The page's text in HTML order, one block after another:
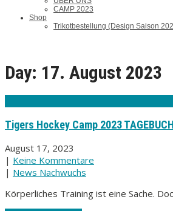
CAMP 2023
Shop
Trikotbestellung (Design Saison
Day: 17. August 2023
Tigers Hockey Camp 2023
August 17, 2023
| Keine Kommentare
| News Nachwuchs
Körperliches Training ist eine Sache.